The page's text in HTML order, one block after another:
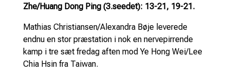
Zhe/Huang Dong Ping (3.seedet): 13-21, 19-21.
Mathias Christiansen/Alexandra Bøje leverede
endnu en stor præstation i nok en nervepirrende
kamp i tre sæt fredag aften mod Ye Hong Wei/Lee
Chia Hsin fra Taiwan.